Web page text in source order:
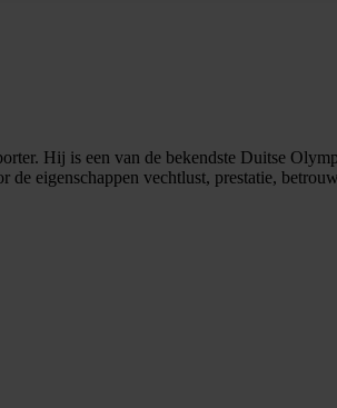
Hij is een van de bekendste Duitse
eigenschappen vechtlust, prestatie,